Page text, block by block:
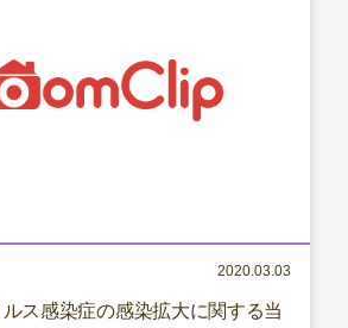
2020.03.03
ス感染症の感染拡大に関する当